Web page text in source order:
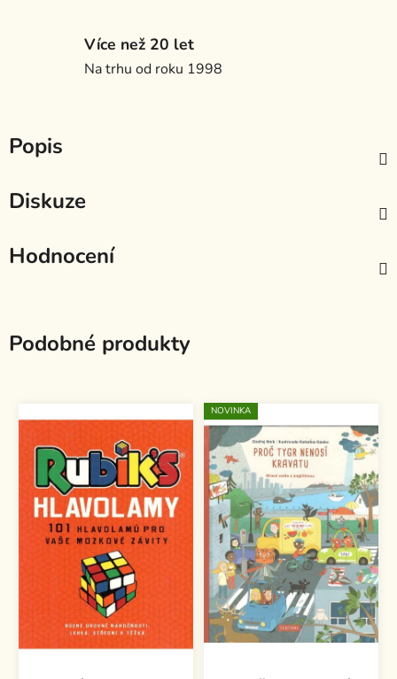
Více než 20 let
Na trhu od roku 1998
Popis
Diskuze
Hodnocení
Podobné produkty
NOVINKA